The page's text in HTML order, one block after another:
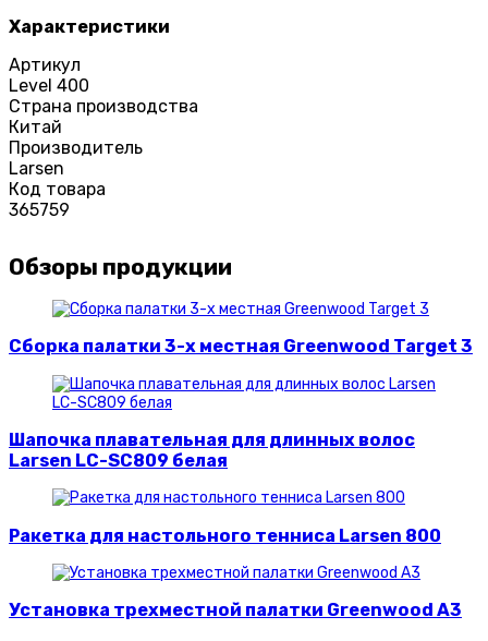
Характеристики
Артикул
Level 400
Страна производства
Китай
Производитель
Larsen
Код товара
365759
Обзоры продукции
Сборка палатки 3-х местная Greenwood Target 3
Шапочка плавательная для длинных волос
Larsen LC-SC809 белая
Ракетка для настольного тенниса Larsen 800
Установка трехместной палатки Greenwood A3